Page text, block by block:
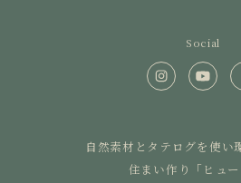
Social
自然素材とタテログを使い
住まい作り「ヒュー